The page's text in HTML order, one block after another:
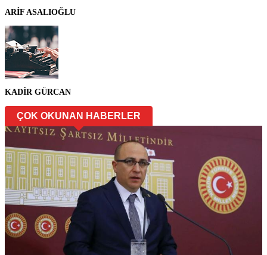
ARİF ASALIOĞLU
KADİR GÜRCAN
ÇOK OKUNAN HABERLER